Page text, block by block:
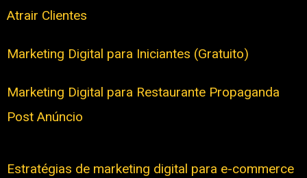
Atrair Clientes
Marketing Digital para Iniciantes (Gratuito)
Marketing Digital para Restaurante Propaganda
Post Anúncio
Estratégias de marketing digital para e-commerce